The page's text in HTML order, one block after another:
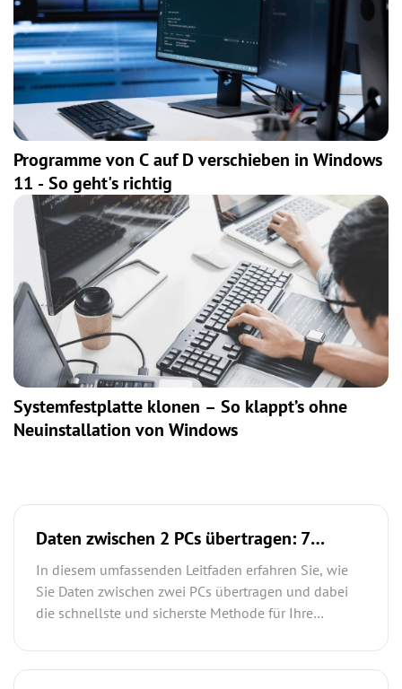
Programme von C auf D verschieben in Windows
11 - So geht's richtig
Systemfestplatte klonen – So klappt’s ohne
Neuinstallation von Windows
Daten zwischen 2 PCs übertragen: 7
Methoden | schnell und sicher
In diesem umfassenden Leitfaden erfahren Sie, wie
Sie Daten zwischen zwei PCs übertragen und dabei
die schnellste und sicherste Methode für Ihre
vergleicht sieben bewährte Übertragungswege und